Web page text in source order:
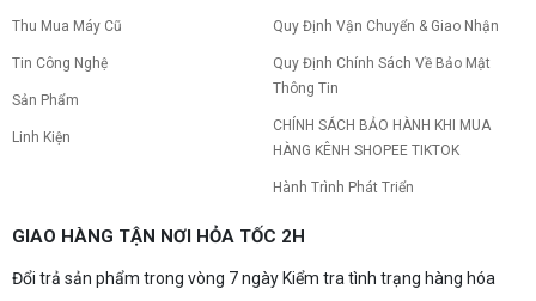
Thu Mua Máy Cũ
Tin Công Nghệ
Sản Phẩm
Linh Kiện
Quy Định Vận Chuyển & Giao Nhận
Quy Định Chính Sách Về Bảo Mật
Thông Tin
CHÍNH SÁCH BẢO HÀNH KHI MUA
HÀNG KÊNH SHOPEE TIKTOK
Hành Trình Phát Triển
GIAO HÀNG TẬN NƠI HỎA TỐC 2H
Đổi trả sản phẩm trong vòng 7 ngày Kiểm tra tình trạng hàng hóa